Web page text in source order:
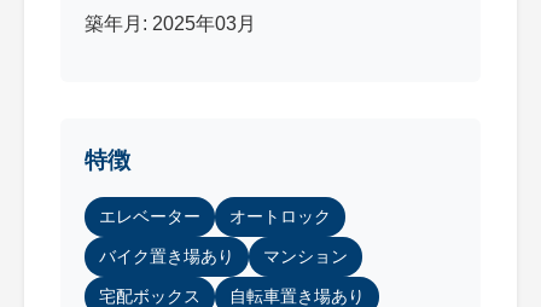
築年月: 2025年03月
特徴
エレベーター オートロック
バイク置き場あり マンション
宅配ボックス 自転車置き場あり